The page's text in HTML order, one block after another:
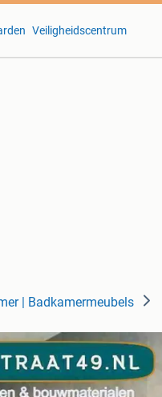
Veiligheidscentrum
| Badkamermeubels